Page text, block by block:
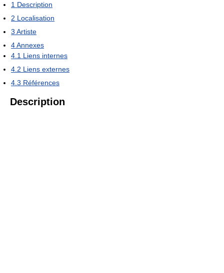
1 Description
2 Localisation
3 Artiste
4Annexes
4.1 Liens internes
4.2 Liens externes
4.3 Références
Description